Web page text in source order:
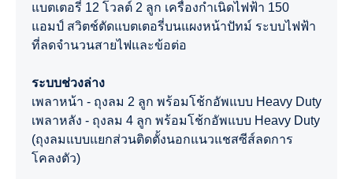
แบตเตอรี่ 12 โวลต์ 2 ลูก เครื่องกำเนิดไฟฟ้า 150
แอมป์ สวิตช์ตัดแบตเตอรี่บนแผงหน้าปัทม์ ระบบไฟฟ้า
ที่ลดจำนวนสายไฟและข้อต่อ
ระบบช่วงล่าง
เพลาหน้า - ถุงลม 2 ลูก พร้อมโช้กอัพแบบ Heavy Duty
เพลาหลัง - ถุงลม 4 ลูก พร้อมโช้กอัพแบบ Heavy Duty
(ถุงลมแบบแยกส่วนติดตั้งนอกแนวแชสซีส์ลดการ
โคลงตัว)